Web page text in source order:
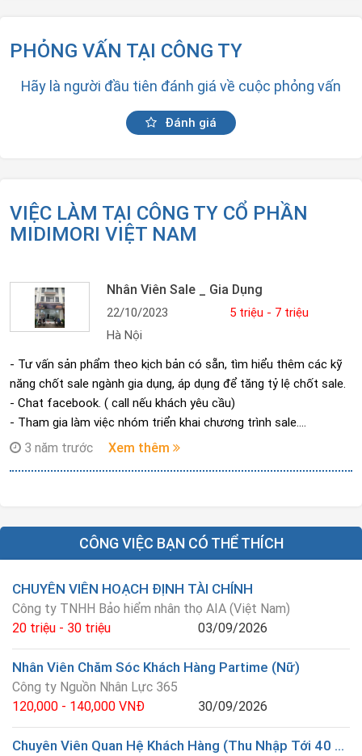
PHỎNG VẤN TẠI CÔNG TY
Hãy là người đầu tiên đánh giá về cuộc phỏng vấn
Đánh giá
VIỆC LÀM TẠI CÔNG TY CỔ PHẦN
MIDIMORI VIỆT NAM
Nhân Viên Sale _ Gia Dụng
22/10/2023
5 triệu - 7 triệu
Hà Nội
- Tư vấn sản phẩm theo kịch bản có sẵn, tìm hiểu thêm các kỹ
năng chốt sale ngành gia dụng, áp dụng để tăng tỷ lệ chốt sale.
- Chat facebook. ( call nếu khách yêu cầu)
- Tham gia làm việc nhóm triển khai chương trình sale.
- Báo cáo công việc hàng ngày.
3 năm trước Xem thêm
CÔNG VIỆC BẠN CÓ THỂ THÍCH
CHUYÊN VIÊN HOẠCH ĐỊNH TÀI CHÍNH
Công ty TNHH Bảo hiểm nhân thọ AIA (Việt Nam)
20 triệu - 30 triệu
03/09/2026
Nhân Viên Chăm Sóc Khách Hàng Partime (Nữ)
Công ty Nguồn Nhân Lực 365
120,000 - 140,000 VNĐ
30/09/2026
Chuyên Viên Quan Hệ Khách Hàng (Thu Nhập Tới 40 Triệu)